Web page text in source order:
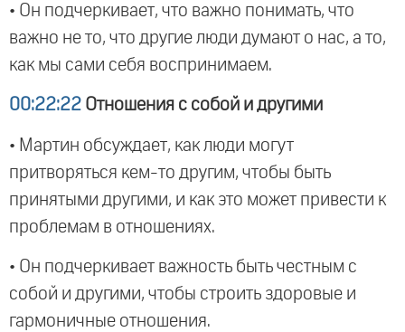
• Он подчеркивает, что важно понимать, что
важно не то, что другие люди думают о нас, а то,
как мы сами себя воспринимаем.
00:22:22 Отношения с собой и другими
• Мартин обсуждает, как люди могут
притворяться кем-то другим, чтобы быть
принятыми другими, и как это может привести к
проблемам в отношениях.
• Он подчеркивает важность быть честным с
собой и другими, чтобы строить здоровые и
гармоничные отношения.